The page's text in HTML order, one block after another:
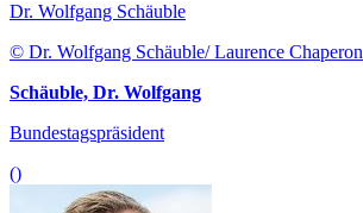
Dr. Wolfgang Schäuble
© Dr. Wolfgang Schäuble/ Laurence Chaperon
Schäuble, Dr. Wolfgang
Bundestagspräsident
()